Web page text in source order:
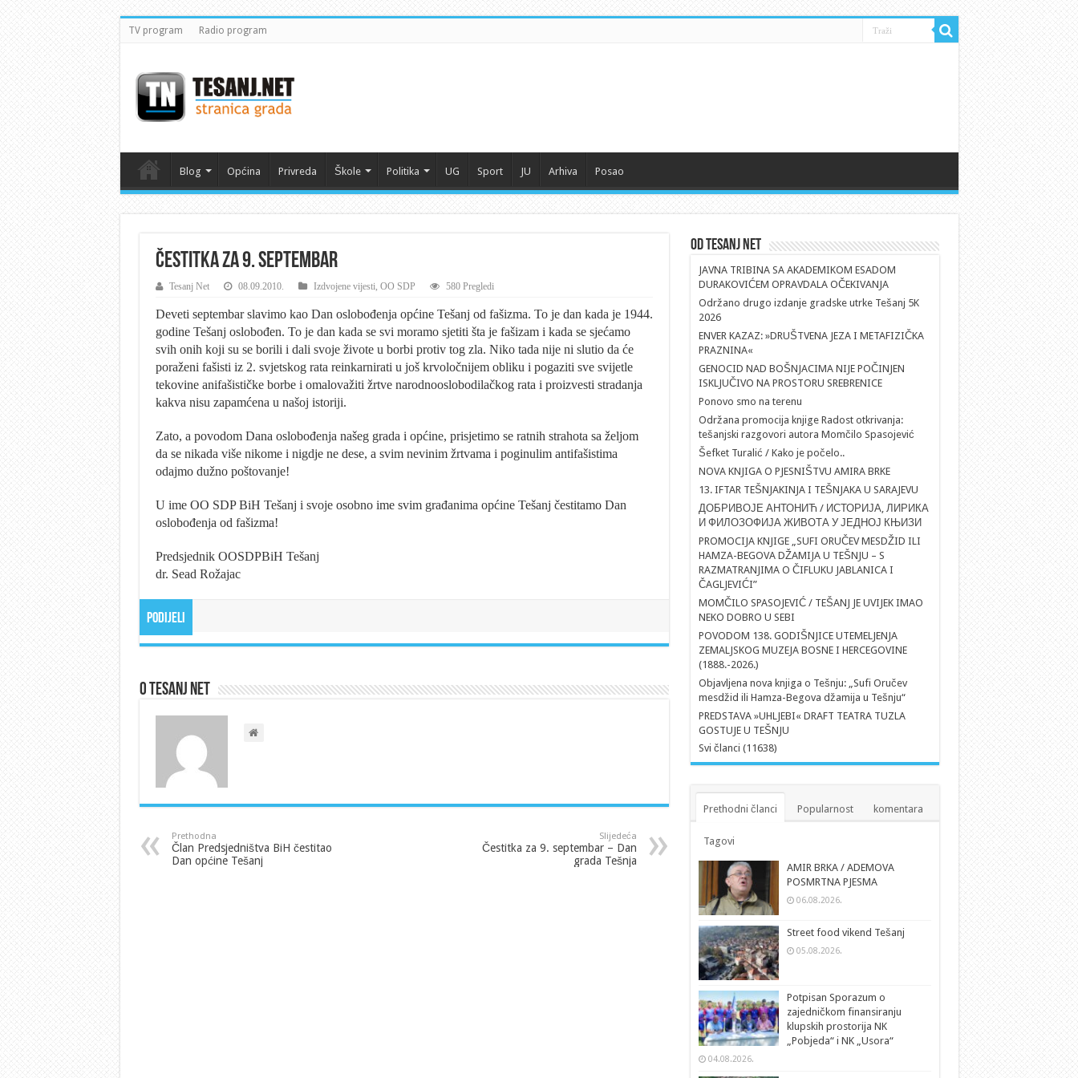
TV program Radio program
Blog Općina Privreda Škole Politika UG Sport JU Arhiva Posao
Čestitka za 9. septembar
Tesanj Net 08.09.2010. Izdvojene vijesti OO SDP 580 Pregledi
Deveti septembar slavimo kao Dan oslobođenja općine Tešanj od fašizma. To je dan kada je 1944.
godine Tešanj oslobođen. To je dan kada se svi moramo sjetiti šta je fašizam i kada se sjećamo
svih onih koji su se borili i dali svoje živote u borbi protiv tog zla. Niko tada nije ni slutio da će
poraženi fašisti iz 2. svjetskog rata reinkarnirati u još krvoločnijem obliku i pogaziti sve svijetle
tekovine anifašističke borbe i omalovažiti žrtve narodnooslobodilačkog rata i proizvesti stradanja
kakva nisu zapamćena u našoj istoriji.
Zato, a povodom Dana oslobođenja našeg grada i općine, prisjetimo se ratnih strahota sa željom
da se nikada više nikome i nigdje ne dese, a svim nevinim žrtvama i poginulim antifašistima
odajmo dužno poštovanje!
U ime OO SDP BiH Tešanj i svoje osobno ime svim građanima općine Tešanj čestitamo Dan
oslobođenja od fašizma!
Predsjednik OOSDPBiH Tešanj
dr. Sead Rožajac
Podijeli
O Tesanj Net
Prethodna
Član Predsjedništva BiH čestitao
Dan općine Tešanj
Slijedeća
Čestitka za 9. septembar – Dan
grada Tešnja
Od Tesanj Net
JAVNA TRIBINA SA AKADEMIKOM ESADOM
DURAKOVIĆEM OPRAVDALA OČEKIVANJA
Održano drugo izdanje gradske utrke Tešanj 5K
2026
ENVER KAZAZ: »DRUŠTVENA JEZA I METAFIZIČKA
PRAZNINA«
GENOCID NAD BOŠNJACIMA NIJE POČINJEN
ISKLJUČIVO NA PROSTORU SREBRENICE
Ponovo smo na terenu
Održana promocija knjige Radost otkrivanja:
tešanjski razgovori autora Momčilo Spasojević
Šefket Turalić / Kako je počelo..
NOVA KNJIGA O PJESNIŠTVU AMIRA BRKE
13. IFTAR TEŠNJAKINJA I TEŠNJAKA U SARAJEVU
ДОБРИВОЈЕ АНТОНИЋ / ИСТОРИЈА, ЛИРИКА
И ФИЛОЗОФИЈА ЖИВОТА У ЈЕДНОЈ КЊИЗИ
PROMOCIJA KNJIGE „SUFI ORUČEV MESDŽID ILI
HAMZA-BEGOVA DŽAMIJA U TEŠNJU – S
RAZMATRANJIMA O ČIFLUKU JABLANICA I
ČAGLJEVIĆI”
MOMČILO SPASOJEVIĆ / TEŠANJ JE UVIJEK IMAO
NEKO DOBRO U SEBI
POVODOM 138. GODIŠNJICE UTEMELJENJA
ZEMALJSKOG MUZEJA BOSNE I HERCEGOVINE
(1888.-2026.)
Objavljena nova knjiga o Tešnju: „Sufi Oručev
mesdžid ili Hamza-Begova džamija u Tešnju“
PREDSTAVA »UHLJEBI« DRAFT TEATRA TUZLA
GOSTUJE U TEŠNJU
Svi članci (11638)
Prethodni članci Popularnost komentara
Tagovi
AMIR BRKA / ADEMOVA
POSMRTNA PJESMA
06.08.2026.
Street food vikend Tešanj
05.08.2026.
Potpisan Sporazum o
zajedničkom finansiranju
klupskih prostorija NK
„Pobjeda“ i NK „Usora“
04.08.2026.